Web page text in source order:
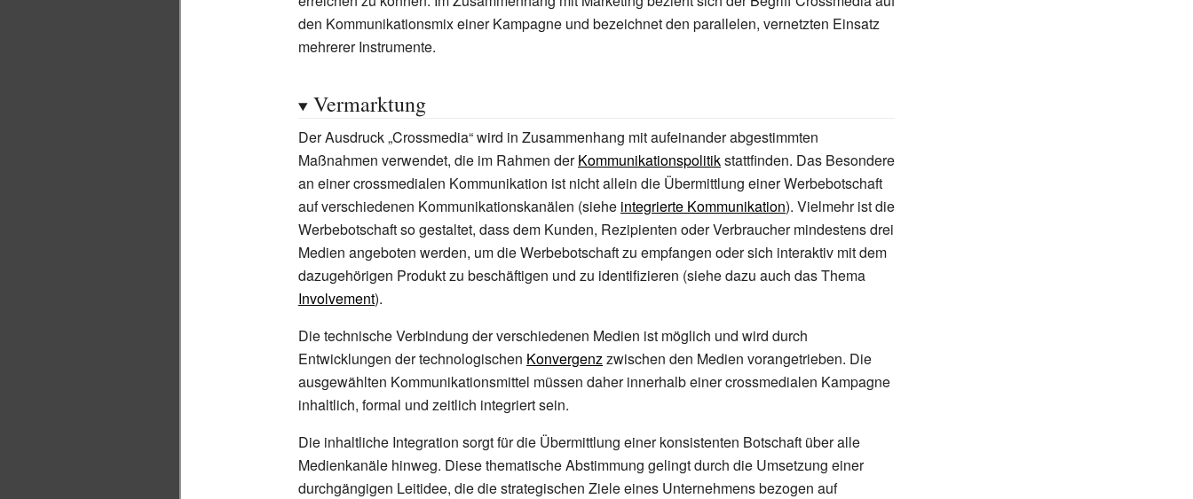
den Kommunikationsmix einer Kampagne und bezeichnet den parallelen, vernetzten Einsatz
mehrerer Instrumente.
Vermarktung
Der Ausdruck „Crossmedia“ wird in Zusammenhang mit aufeinander abgestimmten
Maßnahmen verwendet, die im Rahmen derKommunikationspolitikstattfinden. Das Besondere
an einer crossmedialen Kommunikation ist nicht allein die Übermittlung einer Werbebotschaft
auf verschiedenen Kommunikationskanälen (siehe integrierte Kommunikation). Vielmehr ist die
Werbebotschaft so gestaltet, dass dem Kunden, Rezipienten oder Verbraucher mindestens drei
Medien angeboten werden, um die Werbebotschaft zu empfangen oder sich interaktiv mit dem
dazugehörigen Produkt zu beschäftigen und zu identifizieren (siehe dazu auch das Thema
Involvement).
Die technische Verbindung der verschiedenen Medien ist möglich und wird durch
Entwicklungen der technologischen Konvergenzzwischen den Medien vorangetrieben. Die
ausgewählten Kommunikationsmittel müssen daher innerhalb einer crossmedialen Kampagne
inhaltlich, formal und zeitlich integriert sein.
Die inhaltliche Integration sorgt für die Übermittlung einer konsistenten Botschaft über alle
Medienkanäle hinweg. Diese thematische Abstimmung gelingt durch die Umsetzung einer
durchgängigen Leitidee, die die strategischen Ziele eines Unternehmens bezogen auf